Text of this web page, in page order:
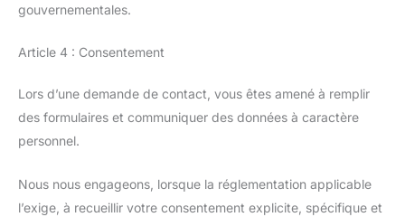
gouvernementales.
Article 4 : Consentement
Lors d’une demande de contact, vous êtes amené à remplir
des formulaires et communiquer des données à caractère
personnel.
Nous nous engageons, lorsque la réglementation applicable
l’exige, à recueillir votre consentement explicite, spécifique et